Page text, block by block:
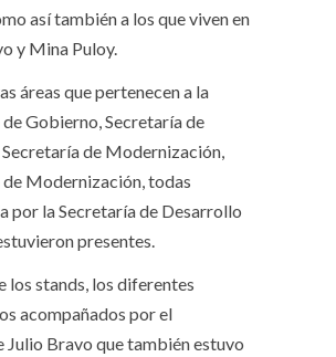
así también a los que viven en
y Mina Puloy.
áreas que pertenecen a la
Gobierno, Secretaría de
de Modernización,
Modernización, todas
por la Secretaría de Desarrollo
presentes.
los stands, los diferentes
acompañados por el
Julio Bravo que también estuvo